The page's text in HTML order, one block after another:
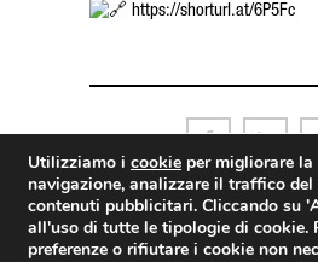
https://shorturl.at/6P5Fc
Utilizziamo i cookie per migliorare
navigazione, analizzare il traffico
contenuti pubblicitari. Cliccando su
all'uso di tutte le tipologie di cookie.
preferenze o rifiutare i cookie non